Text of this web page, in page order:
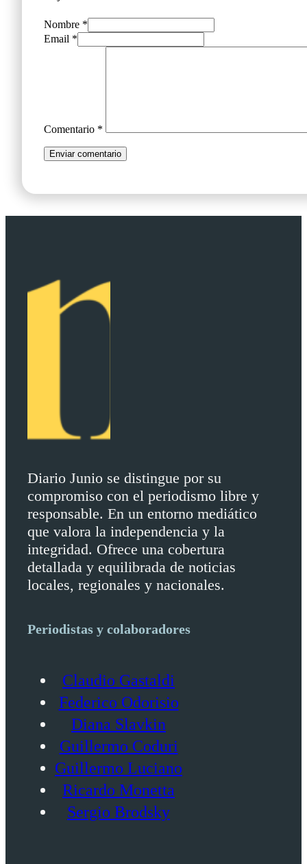
Nombre *
Email *
Comentario *
Diario Junio se distingue por su
compromiso con el periodismo libre y
responsable. En un entorno mediático
que valora la independencia y la
integridad. Ofrece una cobertura
detallada y equilibrada de noticias
locales, regionales y nacionales.
Periodistas y colaboradores
Claudio Gastaldi
Federico Odorisio
Diana Slavkin
Guillermo Coduri
Guillermo Luciano
Ricardo Monetta
Sergio Brodsky